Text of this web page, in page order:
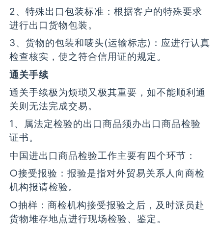
2、特殊出口包装标准：根据客户的特殊要求
进行出口货物包装。
3、货物的包装和唛头(运输标志)：应进行认真
检查核实，使之符合信用证的规定。
通关手续
通关手续极为烦琐又极其重要，如不能顺利通
关则无法完成交易。
1、属法定检验的出口商品须办出口商品检验
证书。
中国进出口商品检验工作主要有四个环节：
○接受报验：报验是指对外贸易关系人向商检
机构报请检验。
○抽样：商检机构接受报验之后，及时派员赴
货物堆存地点进行现场检验、鉴定。